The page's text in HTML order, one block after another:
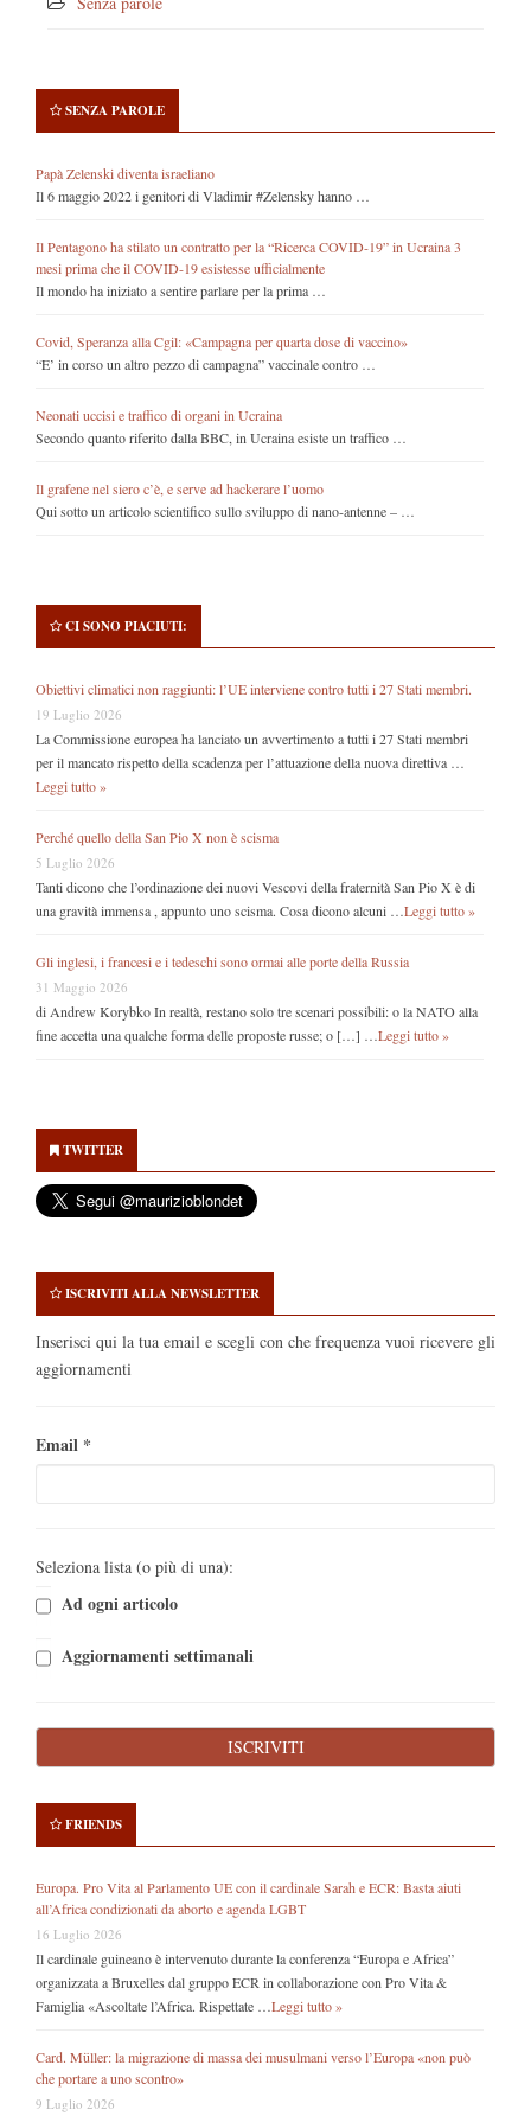
SENZA PAROLE
Papà Zelenski diventa israeliano
Il 6 maggio 2022 i genitori di Vladimir #Zelensky hanno …
Il Pentagono ha stilato un contratto per la “Ricerca COVID-19” in Ucraina 3
mesi prima che il COVID-19 esistesse ufficialmente
Il mondo ha iniziato a sentire parlare per la prima …
Covid, Speranza alla Cgil: «Campagna per quarta dose di vaccino»
“E’ in corso un altro pezzo di campagna” vaccinale contro …
Neonati uccisi e traffico di organi in Ucraina
Secondo quanto riferito dalla BBC, in Ucraina esiste un traffico …
Il grafene nel siero c’è, e serve ad hackerare l’uomo
Qui sotto un articolo scientifico sullo sviluppo di nano-antenne – …
CI SONO PIACIUTI:
Obiettivi climatici non raggiunti: l’UE interviene contro tutti i 27 Stati membri.
19 Luglio 2026
La Commissione europea ha lanciato un avvertimento a tutti i 27 Stati membri
per il mancato rispetto della scadenza per l’attuazione della nuova direttiva …
Leggi tutto »
Perché quello della San Pio X non è scisma
5 Luglio 2026
Tanti dicono che l’ordinazione dei nuovi Vescovi della fraternità San Pio X è di
una gravità immensa , appunto uno scisma. Cosa dicono alcuni …Leggi tutto »
Gli inglesi, i francesi e i tedeschi sono ormai alle porte della Russia
31 Maggio 2026
di Andrew Korybko In realtà, restano solo tre scenari possibili: o la NATO alla
fine accetta una qualche forma delle proposte russe; o […] …Leggi tutto »
Sidebar
TWITTER
ISCRIVITI ALLA NEWSLETTER
Inserisci qui la tua email e scegli con che frequenza vuoi ricevere gli
aggiornamenti
Email *
Seleziona lista (o più di una):
Ad ogni articolo
Aggiornamenti settimanali
FRIENDS
Europa. Pro Vita al Parlamento UE con il cardinale Sarah e ECR: Basta aiuti
all’Africa condizionati da aborto e agenda LGBT
16 Luglio 2026
Il cardinale guineano è intervenuto durante la conferenza “Europa e Africa”
organizzata a Bruxelles dal gruppo ECR in collaborazione con Pro Vita &
Famiglia «Ascoltate l’Africa. Rispettate …Leggi tutto »
Card. Müller: la migrazione di massa dei musulmani verso l’Europa «non può
che portare a uno scontro»
9 Luglio 2026